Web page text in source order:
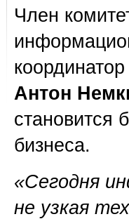
Член
Антон
становится
бизнеса.
«Сегодня
не узкая